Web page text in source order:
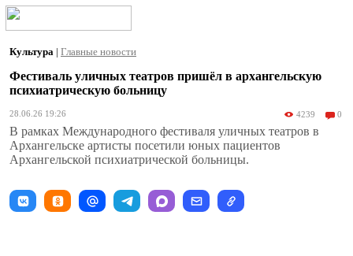
Культура | Главные новости
Фестиваль уличных театров пришёл в архангельскую
психиатрическую больницу
28.06.26 19:26 4239 0
В рамках Международного фестиваля уличных театров в
Архангельске артисты посетили юных пациентов
Архангельской психиатрической больницы.